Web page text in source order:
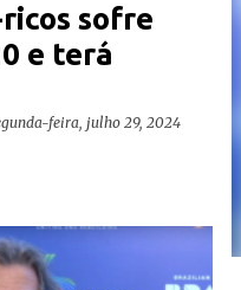
sofre
e terá
feira, julho 29, 2024